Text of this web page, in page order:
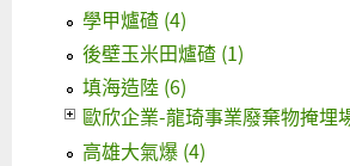
學甲爐碴 (4)
後壁玉米田爐碴 (1)
填海造陸 (6)
歐欣企業-龍琦事業廢棄物掩埋
高雄大氣爆 (4)